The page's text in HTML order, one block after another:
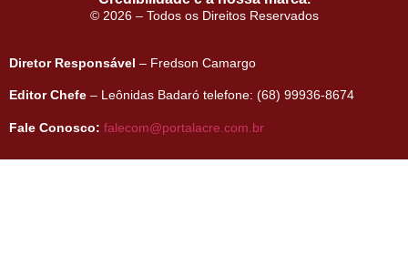
© 2026 – Todos os Direitos Reservados
Diretor Responsável – Fredson Camargo
Editor Chefe – Leônidas Badaró telefone: (68) 99936-8674
Fale Conosco: falecom@portalacre.com.br